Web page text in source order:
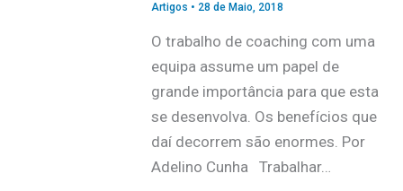
Artigos • 28 de Maio, 2018
O trabalho de coaching com uma
equipa assume um papel de
grande importância para que esta
se desenvolva. Os benefícios que
daí decorrem são enormes. Por
Adelino Cunha Trabalhar…